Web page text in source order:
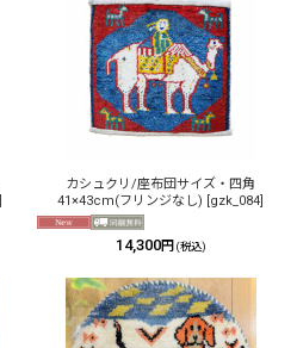
カシュクリ/座布団サイズ・四角
41×43cm(フリンジなし)
gzk_084
14,300円 (税込)